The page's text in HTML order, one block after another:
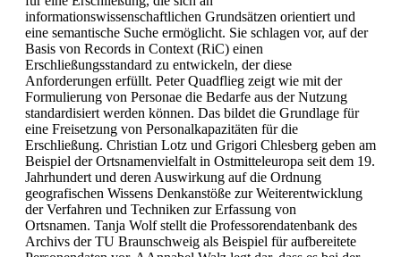
informationswissenschaftlichen Grundsätzen orientiert und
eine semantische Suche ermöglicht. Sie schlagen vor, auf der
Basis von Records in Context (RiC) einen
Erschließungsstandard zu entwickeln, der diese
Anforderungen erfüllt. Peter Quadflieg zeigt wie mit der
Formulierung von Personae die Bedarfe aus der Nutzung
standardisiert werden können. Das bildet die Grundlage für
eine Freisetzung von Personalkapazitäten für die
Erschließung. Christian Lotz und Grigori Chlesberg geben am
Beispiel der Ortsnamenvielfalt in Ostmitteleuropa seit dem 19.
Jahrhundert und deren Auswirkung auf die Ordnung
geografischen Wissens Denkanstöße zur Weiterentwicklung
der Verfahren und Techniken zur Erfassung von
Ortsnamen. Tanja Wolf stellt die Professorendatenbank des
Archivs der TU Braunschweig als Beispiel für aufbereitete